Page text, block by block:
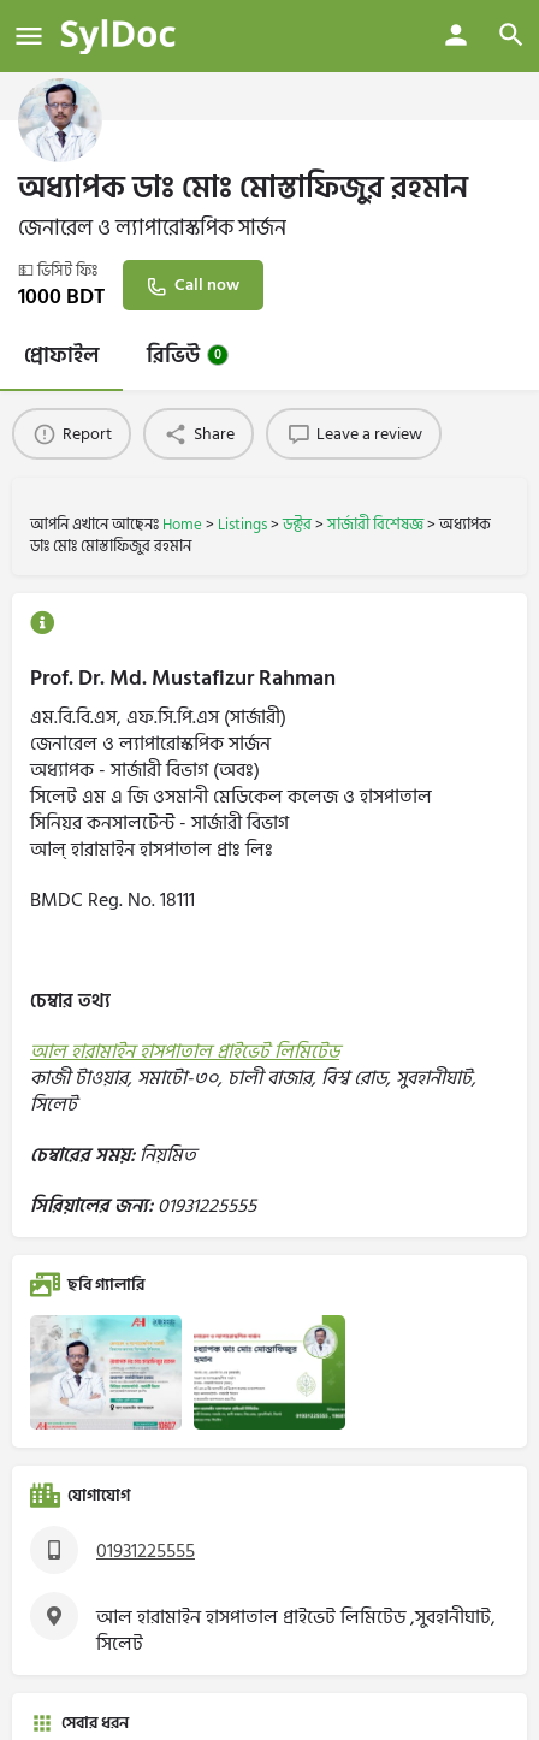
অধ্যাপক ডাঃ মোঃ মোস্তাফিজুর রহমান
জেনারেল ও ল্যাপারোস্কপিক সার্জন
💵 ভিসিট ফিঃ
1000BDT Call now
প্রোফাইল রিভিউ 0
Report Share Leave a review
আপনি এখানে আছেনঃHome> Listings>ডক্টর>সার্জারী বিশেষজ্ঞ>অধ্যাপক
ডাঃ মোঃ মোস্তাফিজুর রহমান
Prof. Dr. Md. Mustafizur Rahman
এম.বি.বি.এস, এফ.সি.পি.এস (সার্জারী)
জেনারেল ও ল্যাপারোস্কপিক সার্জন
অধ্যাপক - সার্জারী বিভাগ (অবঃ)
সিলেট এম এ জি ওসমানী মেডিকেল কলেজ ও হাসপাতাল
সিনিয়র কনসালটেন্ট - সার্জারী বিভাগ
আল্ হারামাইন হাসপাতাল প্রাঃ লিঃ
BMDC Reg. No. 18111
চেম্বার তথ্য
আল হারামাইন হাসপাতাল প্রাইভেট লিমিটেড
কাজী টাওয়ার, সমাটো-৩০, চালী বাজার, বিশ্ব রোড, সুবহানীঘাট,
সিলেট
চেম্বারের সময়:নিয়মিত
সিরিয়ালের জন্য:01931225555
ছবি গ্যালারি
যোগাযোগ
01931225555
আল হারামাইন হাসপাতাল প্রাইভেট লিমিটেড ,সুবহানীঘাট,
সিলেট
সেবার ধরন